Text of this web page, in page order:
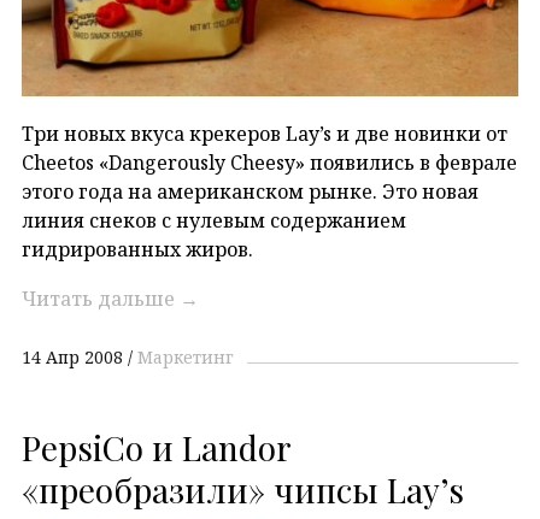
Три новых вкуса крекеров Lay’s и две новинки от
Cheetos «Dangerously Cheesy» появились в феврале
этого года на американском рынке. Это новая
линия снеков с нулевым содержанием
гидрированных жиров.
Читать дальше →
14 Апр 2008 Маркетинг
PepsiCo и Landor
«преобразили» чипсы Lay’s